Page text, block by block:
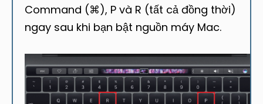
Command (⌘), P và R (tất cả đồng thời)
ngay sau khi bạn bật nguồn máy Mac.